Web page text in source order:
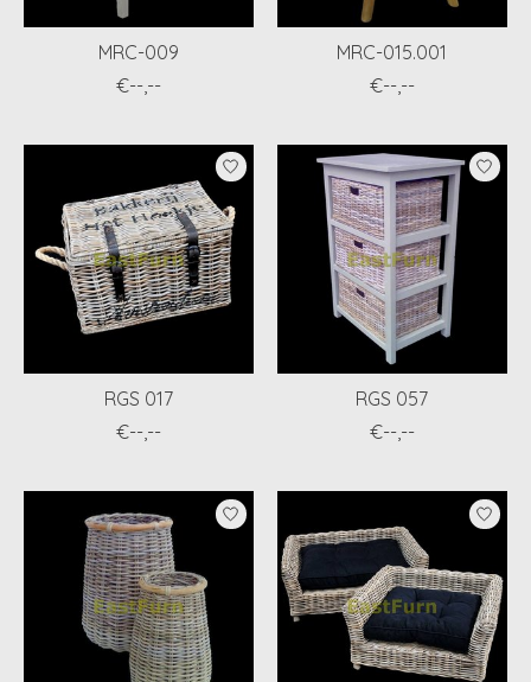
MRC-009
€--,--
MRC-015.001
€--,--
RGS 017
€--,--
RGS 057
€--,--